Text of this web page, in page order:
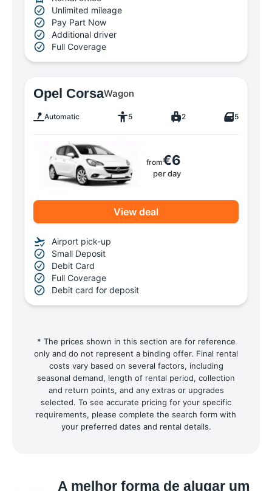
Unlimited mileage
Pay Part Now
Additional driver
Full Coverage
Opel CorsaWagon
Automatic 5 2 5
from€6
per day
View deal
Airport pick-up
Small Deposit
Debit Card
Full Coverage
Debit card for deposit
* The prices shown in this section are for reference
only and do not represent a binding offer. Final rental
costs vary based on several factors, including
seasonal demand, length of rental period, collection
and return points, and any extras or upgrades
selected. To see accurate pricing for your specific
requirements, please complete the search form with
your preferred dates and rental details.
A melhor forma de alugar um